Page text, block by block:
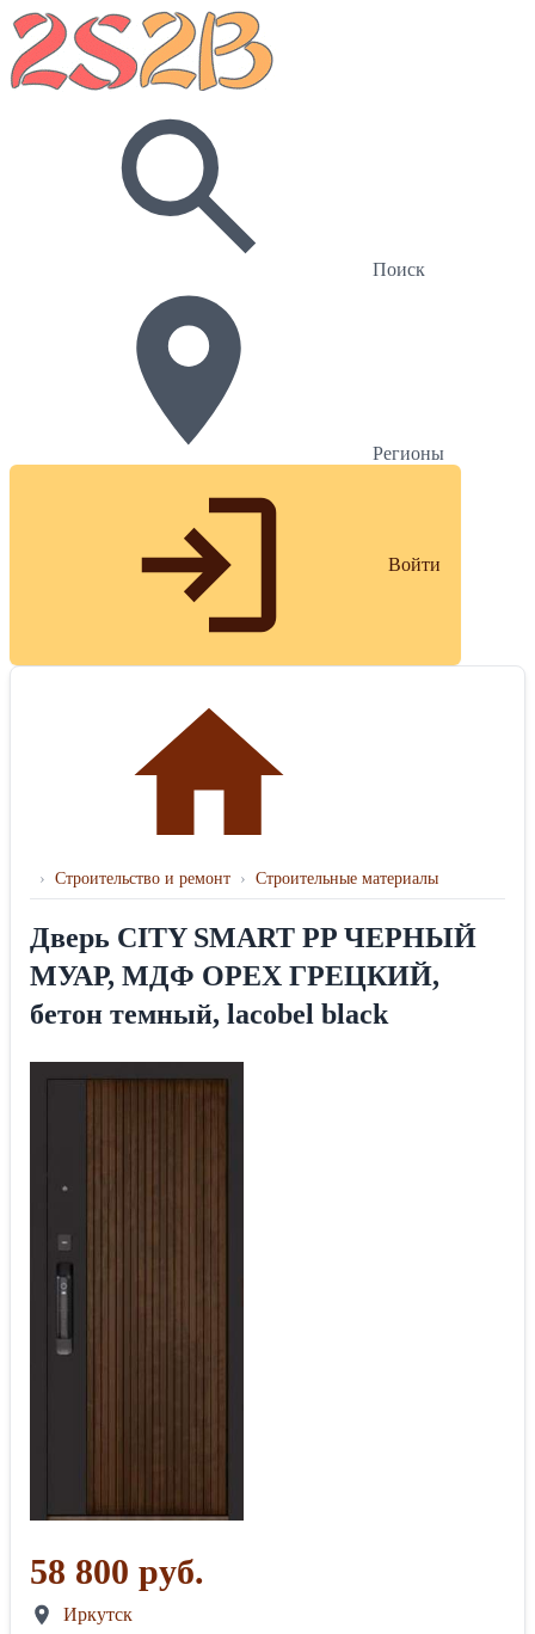
Поиск
Регионы
Войти
› Строительство и ремонт › Строительные материалы
Дверь CITY SMART PP ЧЕРНЫЙ
МУАР, МДФ ОРЕХ ГРЕЦКИЙ,
бетон темный, lacobel black
58 800 руб.
Иркутск